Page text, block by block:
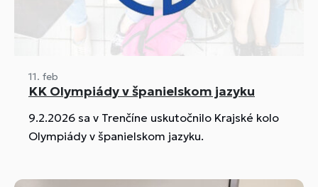
11. feb
KK Olympiády v španielskom jazyku
9.2.2026 sa v Trenčíne uskutočnilo Krajské kolo
Olympiády v španielskom jazyku.